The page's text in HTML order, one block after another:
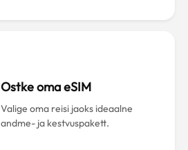
Ostke oma eSIM
Valige oma reisi jaoks ideaalne
andme- ja kestvuspakett.